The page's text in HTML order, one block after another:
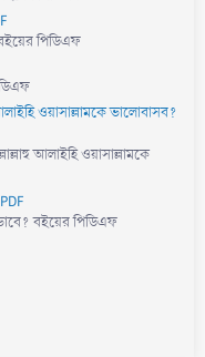
পিডিএফ
ওয়াসাল্লামকে ভালোবাসব?
আলাইহি ওয়াসাল্লামকে
বইয়ের পিডিএফ